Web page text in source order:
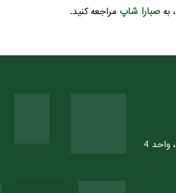
به صبارا شاپ مراجعه کنید.